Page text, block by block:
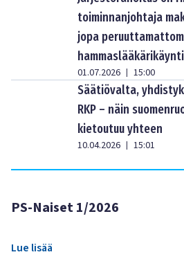
toiminnanjohtaja
jopa
01.07.2026 | 15:00
Säätiövalta,
RKP – näin
kietoutuu yhteen
10.04.2026 | 15:01
PS-Naiset 1/2026
Lue lisää